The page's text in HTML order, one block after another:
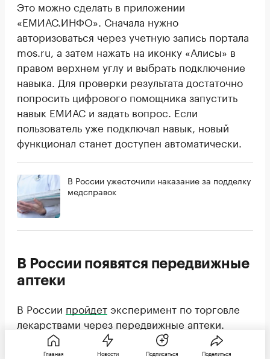
Это можно сделать в приложении
«ЕМИАС.ИНФО». Сначала нужно
авторизоваться через учетную запись портала
mos.ru, а затем нажать на иконку «Алисы» в
правом верхнем углу и выбрать подключение
навыка. Для проверки результата достаточно
попросить цифрового помощника запустить
навык ЕМИАС и задать вопрос. Если
пользователь уже подключал навык, новый
функционал станет доступен автоматически.
В России ужесточили наказание за подделку
медсправок
В России появятся передвижные
аптеки
В России пройдетэксперимент по торговле
лекарствами через передвижные аптеки.
Планируется, что эксперимент начнется с 1
сентября 2026 года. Порядок его проведения
Главная Новости Подписаться Поделиться